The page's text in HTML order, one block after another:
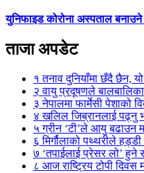
युनिफाइड कोरोना अस्पताल बनाउने
ताजा अपडेट
१ तनाव दुनियाँमा छँदै छैन,
२ वायु प्रदूषणले
३ नेपालमा फार्मेसी
४ खलिल जिब्रानलाई पढ्नु
५ग्रीन ‘टी’ले आयु बढाउन
६ मिर्गौलाको पथ्थरीले
७ ‘तपाईलाई प्रेसर लो’
८ आज राष्ट्रिय टोपी दिवस